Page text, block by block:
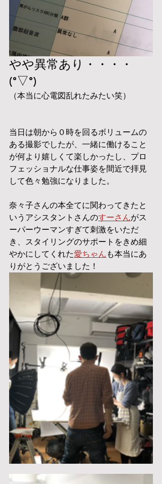
やや異常あり・・・・
(°▽°)
（本当に心電図乱れたみたい笑）
当日は朝から０時を回るボリュームの
ある撮影でしたが、一緒に働けること
が何より嬉しくて楽しかったし、プロ
フェッショナルな仕事姿を間近で拝見
して色々勉強になりました。
奈々子さんの本全てに関わってきたと
いうアシスタントさんのすーさんがス
ーパーウーマンすぎて刺激をいただ
き、スタイリングのサポートをきめ細
やかにしてくれた愛ちゃん も本当にあ
りがとうございました！